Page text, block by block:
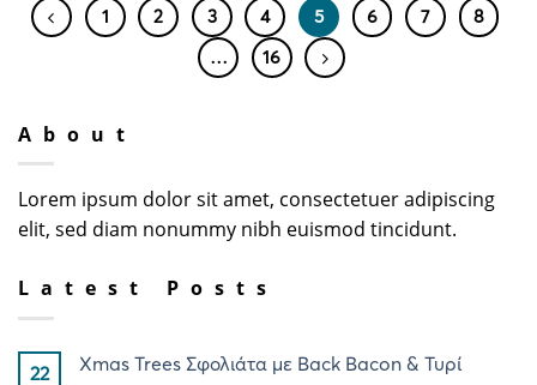
1 2 3 4 5 6 7
8
…
16
About
Lorem ipsum dolor sit amet, consectetuer adipiscing
elit, sed diam nonummy nibh euismod tincidunt.
Latest Posts
22 Xmas Trees Σφολιάτα με Back Bacon & Τυρί